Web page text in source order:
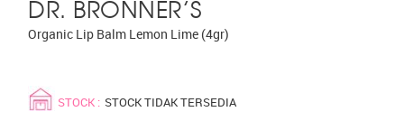
DR. BRONNER'S
Organic Lip Balm Lemon Lime (4gr)
STOCK : STOCK TIDAK TERSEDIA